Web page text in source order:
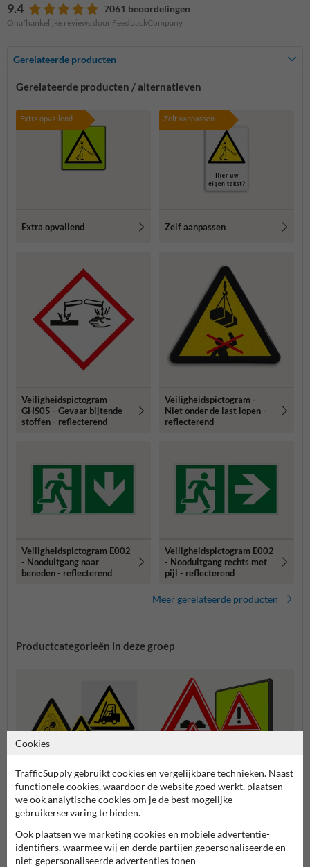
9.4 7061 beoordelingen
Onafhankelijke reviews door FeedbackCompany
Gerelateerde producten
Gerelateerde producten / alternatieven
Extra opvallend
Extra opvallend
Zelf aanpassen
Zelf aanpassen
Veiligheidspictogram
GHS05 - Gevaar bijtende
stoffen - reflecterend
Veiligheidspictogram -
Niet onder de last lopen -
reflecterend
Veiligheidspictogram E002
- Nooduitgang naar
beneden - reflecterend
Veiligheidspictogram E002
- Nooduitgang rechts met
pijl - reflecterend
Meer gerelateerde producten
Productcategorieën in deze groep
Waarschuwingspictogramme
Waarschuwingsborden
Cookies
TrafficSupply gebruikt cookies en vergelijkbare technieken. Naast
functionele cookies, waardoor de website goed werkt, plaatsen
we ook analytische cookies om je de best mogelijke
gebruikerservaring te bieden.
Ook plaatsen we marketing cookies en mobiele advertentie-
identifiers, waarmee wij en derde partijen gepersonaliseerde en
niet-gepersonaliseerde advertenties tonen